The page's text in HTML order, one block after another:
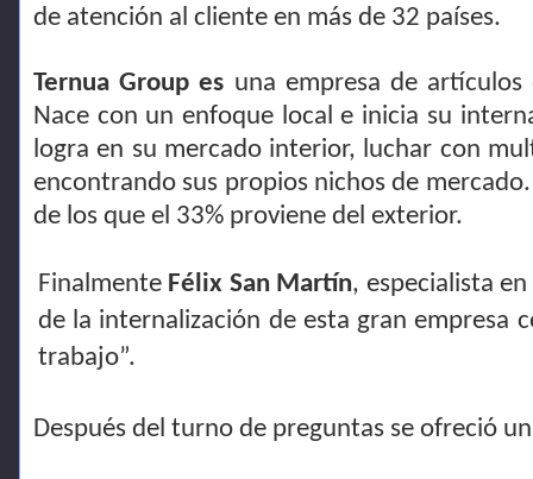
de atención al cliente en más de 32 países.
Ternua Group es una empresa de
Nace con un enfoque local e inicia su
logra en su mercado interior, luchar con
encontrando sus propios nichos de
de los que el 33% proviene del exterior.
Finalmente Félix San Martín, especialista
de la internalización de esta gran empresa
trabajo”.
Después del turno de preguntas se ofreció